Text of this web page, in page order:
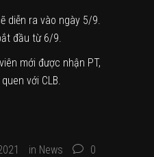
diễn ra vào ngày 5/9.
đầu từ 6/9.
mới được nhận PT,
với CLB.
in News 0